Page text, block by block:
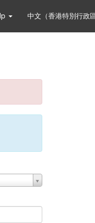
中文（香港特別行政